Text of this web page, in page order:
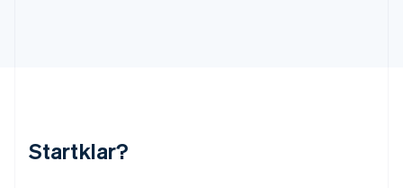
Startklar?
Mexiko